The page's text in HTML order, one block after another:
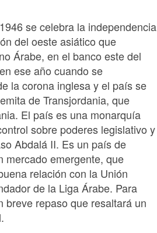
se celebra la independencia
del oeste asiático que
Árabe, en el banco este del
ese año cuando se
la corona inglesa y el país se
de Transjordania, que
El país es una monarquía
sobre poderes legislativo y
Abdalá II. Es un país de
mercado emergente, que
relación con la Unión
de la Liga Árabe. Para
breve repaso que resaltará un